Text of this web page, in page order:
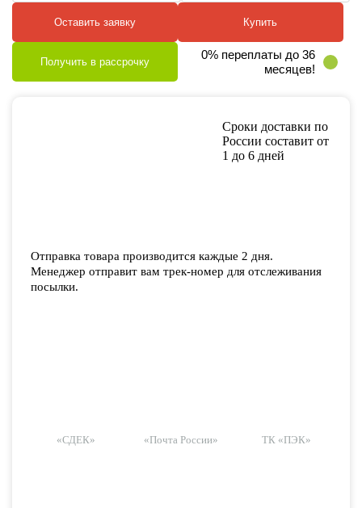
Оставить заявку Купить
Получить в рассрочку
0% переплаты до 36
месяцев!
Сроки доставки по
России составит от
1 до 6 дней
Отправка товара производится каждые 2 дня.
Менеджер отправит вам трек-номер для отслеживания
посылки.
«СДЕК» «Почта России» ТК «ПЭК»